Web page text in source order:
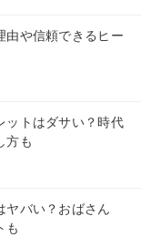
由や信頼できるヒー
ットはダサい？時代
方も
ヤバい？おばさん
も